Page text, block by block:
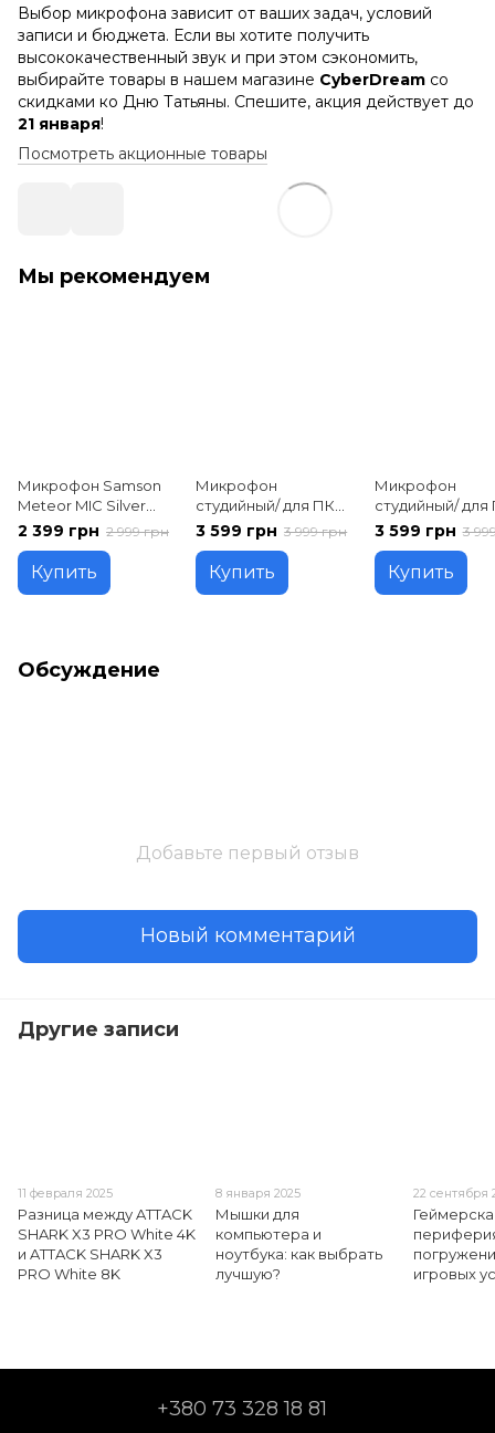
Выбор микрофона зависит от ваших задач, условий
записи и бюджета. Если вы хотите получить
высококачественный звук и при этом сэкономить,
выбирайте товары в нашем магазине CyberDream со
скидками ко Дню Татьяны. Спешите, акция действует до
21 января!
Посмотреть акционные товары
Мы рекомендуем
Микрофон Samson
Meteor MIC Silver
(SAMTR)
2 399 грн 2 999 грн
Купить
Микрофон
студийный/ для ПК
Fifine K688
3 599 грн 3 999 грн
Купить
Микрофон
студийный/ для
Fifine K688W
3 599 грн 3
Купить
Обсуждение
Добавьте первый отзыв
Новый комментарий
Другие записи
11 февраля 2025
Разница между ATTACK
SHARK X3 PRO White 4K
и ATTACK SHARK X3
PRO White 8K
8 января 2025
Мышки для
компьютера и
ноутбука: как выбрать
лучшую?
22 сентября
игровых
+380 73 328 18 81